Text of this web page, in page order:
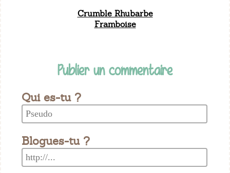
Crumble Rhubarbe
Framboise
Publier un commentaire
Qui es-tu ?
Blogues-tu ?